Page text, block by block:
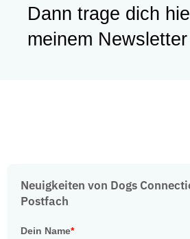
Dann trage dich
meinem
Neuigkeiten von Dogs
Postfach
Dein Name*